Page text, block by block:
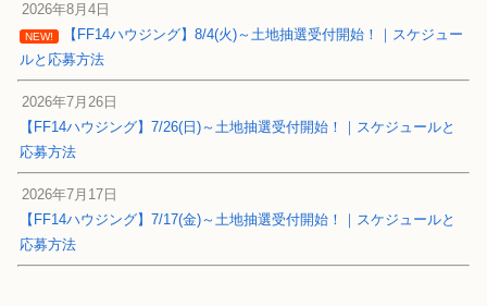
2026年8月4日
NEW!
【FF14ハウジング】8/4(火)～土地抽選受付開始！｜スケジュー
ルと応募方法
2026年7月26日
【FF14ハウジング】7/26(日)～土地抽選受付開始！｜スケジュールと
応募方法
2026年7月17日
【FF14ハウジング】7/17(金)～土地抽選受付開始！｜スケジュールと
応募方法